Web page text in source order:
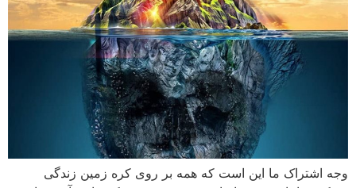
وجه اشتراک ما این است که همه بر روی کره زمین زندگی